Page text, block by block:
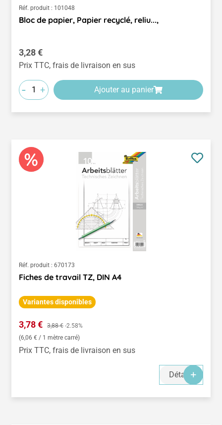
Réf. produit : 101048
Bloc de papier, Papier recyclé, reliu...,
Prix régulier :
3,28 €
Prix TTC, frais de livraison en sus
- + Ajouter au panier
Réf. produit : 670173
Fiches de travail TZ, DIN A4
Variantes disponibles
Prix de vente :
3,78 € Prix régulier :
3,88 € -2.58%
(6,06 € / 1 mètre carré)
Prix TTC, frais de livraison en sus
Détails